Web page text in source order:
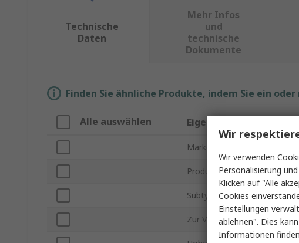
Technische
Daten
Mehr Infos
und
technische
Dokumente
Finden Sie ähnliche Produkte, indem Sie ein
Alle auswählen Eigenschaft
Marke
Produkt Typ
Subtyp
Zur Verwendung mit
Wir
Wir verwenden
Personalisierung
Klicken auf "Alle
Cookies
Einstellungen
ablehnen". Dies
Informationen